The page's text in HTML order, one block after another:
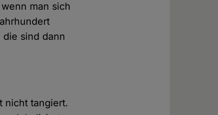
man sich
sind dann
nicht tangiert.